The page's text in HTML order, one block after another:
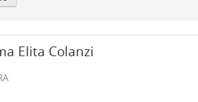
Elita Colanzi